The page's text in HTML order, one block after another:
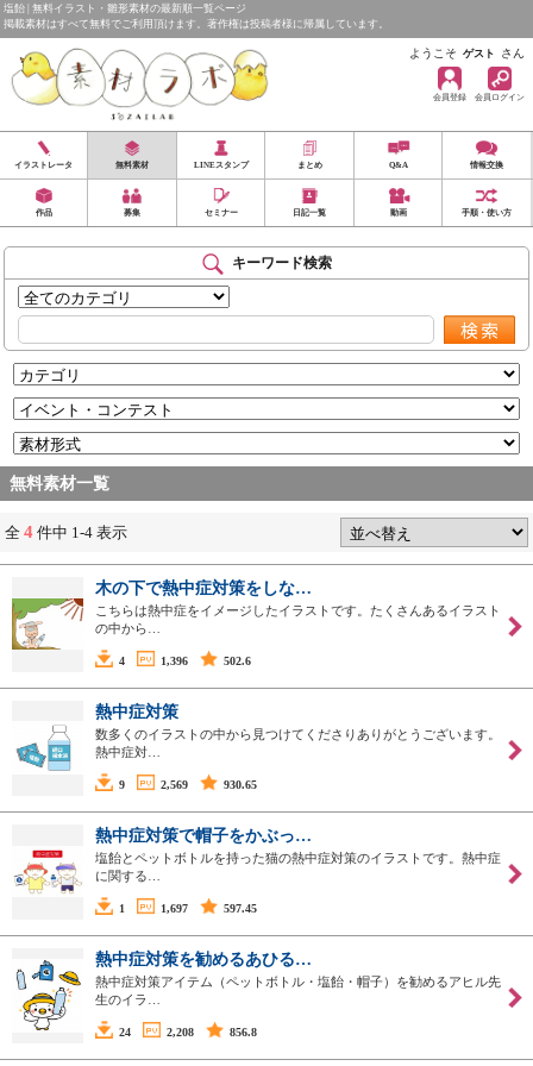
塩飴 | 無料イラスト・雛形素材の最新順一覧ページ
掲載素材はすべて無料でご利用頂けます。著作権は投稿者様に帰属しています。
ようこそ ゲスト さん
会員登録 会員ログイン
イラストレータ 無料素材 LINEスタンプ まとめ Q&A 情報交換
作品 募集 セミナー 日記一覧 動画 手順・使い方
キーワード検索
無料素材一覧
全 4 件中 1-4 表示
木の下で熱中症対策をしな…
こちらは熱中症をイメージしたイラストです。たくさんあるイラスト
の中から…
4 1,396 502.6
熱中症対策
数多くのイラストの中から見つけてくださりありがとうございます。
熱中症対…
9 2,569 930.65
熱中症対策で帽子をかぶっ…
塩飴とペットボトルを持った猫の熱中症対策のイラストです。熱中症
に関する…
1 1,697 597.45
熱中症対策を勧めるあひる…
熱中症対策アイテム（ペットボトル・塩飴・帽子）を勧めるアヒル先
生のイラ…
24 2,208 856.8